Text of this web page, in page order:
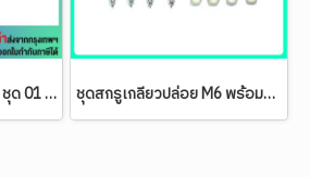
ชุดสกรูยึดหลังทีวี BDEE ชุด 01 (ชุดสกรูยึดหลังทีวีขนาด 55-100 นิ้ว) ชุดสกรูเกลียวปล่อย M6 พร้อมพุกพลาสติก M8 (ชุดละ 4 ตัว)